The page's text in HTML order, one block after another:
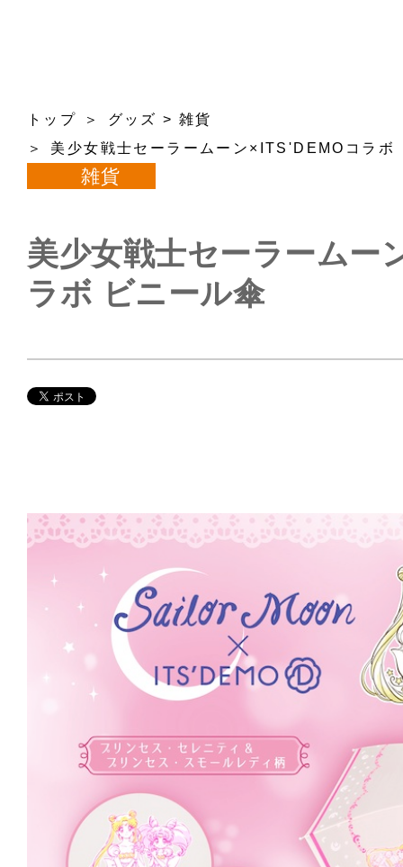
トップ グッズ >雑貨
美少女戦士セーラームーン×ITS'DEMOコラボ
雑貨
美少女戦士セーラームー
ラボ ビニール傘